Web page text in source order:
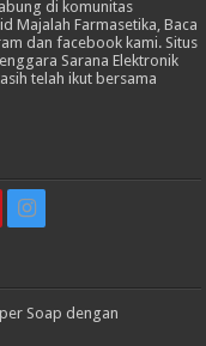
di komunitas
Majalah Farmasetika, Baca
dan facebook kami. Situs
Sarana Elektronik
telah ikut bersama
Soap dengan